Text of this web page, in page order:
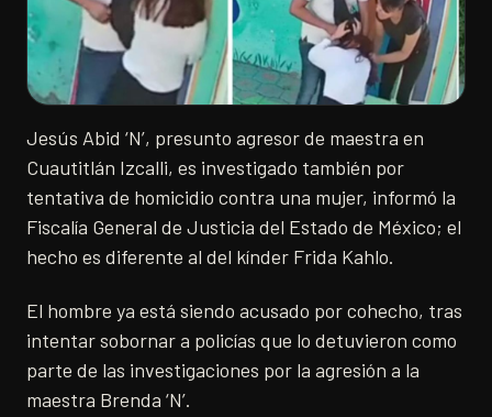
Jesús Abid ‘N’, presunto agresor de maestra en
Cuautitlán Izcalli, es investigado también por
tentativa de homicidio contra una mujer, informó la
Fiscalía General de Justicia del Estado de México; el
hecho es diferente al del kínder Frida Kahlo.
​El hombre ya está siendo acusado por cohecho, tras
intentar sobornar a policías que lo detuvieron como
parte de las investigaciones por la agresión a la
maestra Brenda ‘N’.